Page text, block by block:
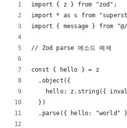
import { z } from "zod";
import * as s from
import { message } from
// Zod parse 메소드 예제
const { hello } = z
  .object({
hello: z.string({
  })
.parse({ hello: "world"